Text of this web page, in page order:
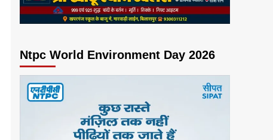
Ntpc World Environment Day 2026